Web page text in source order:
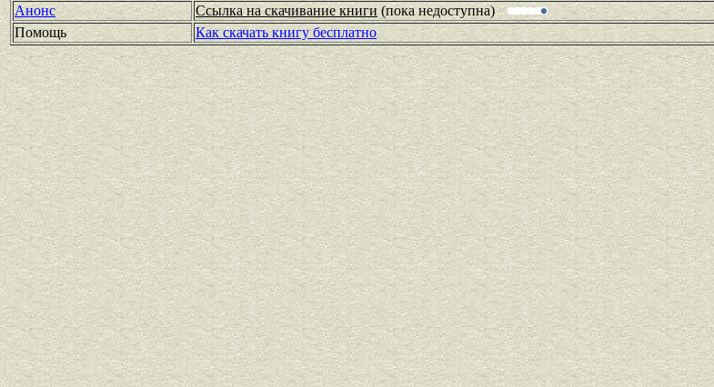
Анонс
Ссылка на скачивание книги (пока недоступна)
Помощь
Как скачать книгу бесплатно